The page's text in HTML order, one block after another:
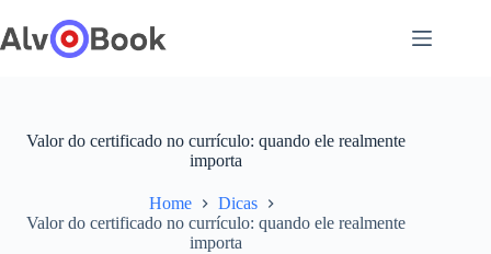
para
o
Valor do certificado no currículo: quando ele realmente
importa
Home
Dicas
Valor do certificado no currículo: quando ele realmente
importa